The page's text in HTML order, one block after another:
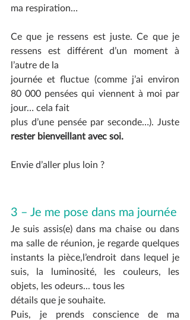
ma respiration…
Ce que je ressens est juste. Ce que je
ressens est différent d’un moment à
l’autre de la
journée et fluctue (comme j’ai environ
80 000 pensées qui viennent à moi par
jour… cela fait
rester bienveillant avec soi.
Envie d’aller plus loin ?
3 – Je me pose dans ma journée
Je suis assis(e) dans ma chaise ou dans
ma salle de réunion, je regarde quelques
instants la pièce,l’endroit dans lequel je
suis, la luminosité, les couleurs, les
objets, les odeurs... tous les
détails que je souhaite.
Puis, je prends conscience de ma